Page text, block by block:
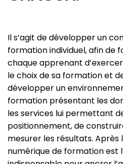
Il s’agit de développer un
formation individuel, afin de
chaque apprenant
le choix de sa formation et
développer un
formation présentant les
les services lui permettant
positionnement, de
mesurer les résultats. Après
numérique de formation est